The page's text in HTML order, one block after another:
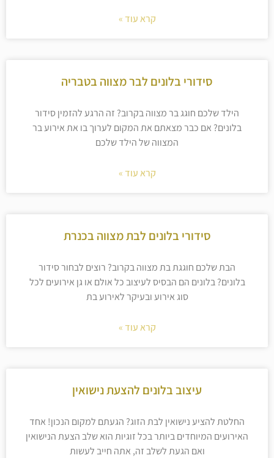
קרא עוד »
סידורי בלונים לבר מצווה בטבריה
הילד שלכם חוגג בר מצווה בקרוב? זה הרגע להזמין סידור
בלונים? אם כבר מצאתם את המקום לערוך בו את אירוע בר
המצווה של הילד שלכם
קרא עוד »
סידורי בלונים לבת מצווה בכנרת
הבת שלכם חוגגת בת מצווה בקרוב? רוצים לבחור סידור
בלונים? בלונים הם הבסיס לעיצוב כל אולם או גן אירועים לכל
סוג אירוע ובעיקר לאירוע בת
קרא עוד »
עיצוב בלונים להצעת נישואין
החלטת להציע נישואין לבת הזוג? הגעתם למקום הנכון! אחד
האירועים המיוחדים ביותר בכל זוגיות הוא שלב הצעת הנישואין
ואם הגעת לשלב זה, אתה חייב לעשות